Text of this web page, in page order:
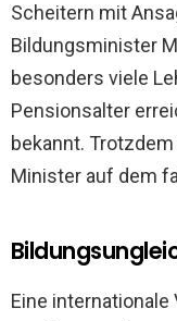
Scheitern mit
Bildungsminister
besonders viele
Pensionsalter
bekannt.
Minister auf dem
Eine